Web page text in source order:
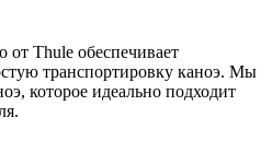
от Thule обеспечивает
транспортировку каноэ. Мы
которое идеально подходит